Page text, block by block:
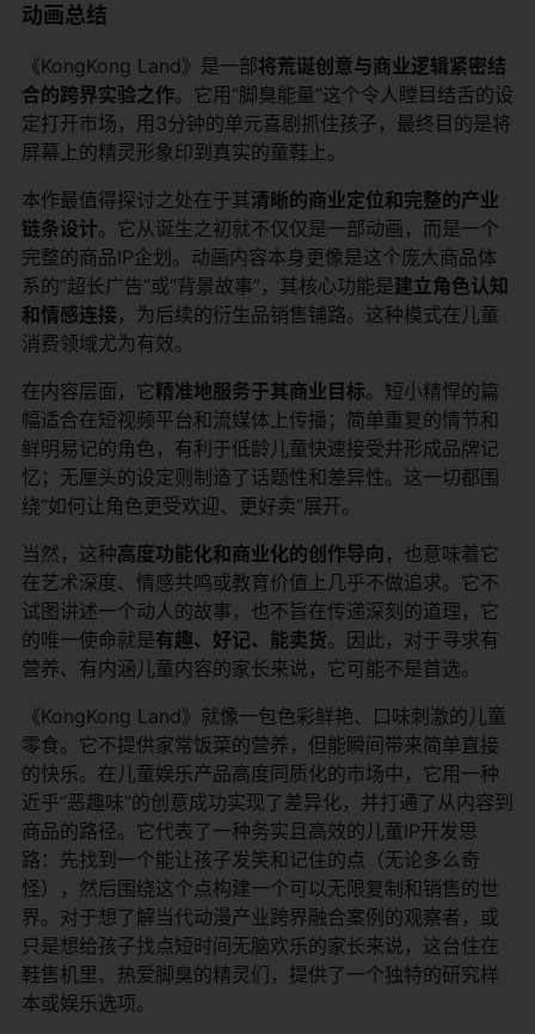
动画总结
《KongKong Land》是一部将荒诞创意与商业逻辑紧密结
合的跨界实验之作。它用“脚臭能量”这个令人瞠目结舌的设
定打开市场，用3分钟的单元喜剧抓住孩子，最终目的是将
屏幕上的精灵形象印到真实的童鞋上。
本作最值得探讨之处在于其清晰的商业定位和完整的产业
链条设计。它从诞生之初就不仅仅是一部动画，而是一个
完整的商品IP企划。动画内容本身更像是这个庞大商品体
系的“超长广告”或“背景故事”，其核心功能是建立角色认知
和情感连接 ，为后续的衍生品销售铺路。这种模式在儿童
消费领域尤为有效。
在内容层面，它精准地服务于其商业目标。短小精悍的篇
幅适合在短视频平台和流媒体上传播；简单重复的情节和
鲜明易记的角色，有利于低龄儿童快速接受并形成品牌记
忆；无厘头的设定则制造了话题性和差异性。这一切都围
绕“如何让角色更受欢迎、更好卖”展开。
当然，这种高度功能化和商业化的创作导向 ，也意味着它
在艺术深度、情感共鸣或教育价值上几乎不做追求。它不
试图讲述一个动人的故事，也不旨在传递深刻的道理，它
的唯一使命就是有趣、好记、能卖货。因此，对于寻求有
营养、有内涵儿童内容的家长来说，它可能不是首选。
《KongKong Land》就像一包色彩鲜艳、口味刺激的儿童
零食。它不提供家常饭菜的营养，但能瞬间带来简单直接
的快乐。在儿童娱乐产品高度同质化的市场中，它用一种
近乎“恶趣味”的创意成功实现了差异化，并打通了从内容到
商品的路径。它代表了一种务实且高效的儿童IP开发思
路：先找到一个能让孩子发笑和记住的点（无论多么奇
怪），然后围绕这个点构建一个可以无限复制和销售的世
界。对于想了解当代动漫产业跨界融合案例的观察者，或
只是想给孩子找点短时间无脑欢乐的家长来说，这台住在
鞋售机里、热爱脚臭的精灵们，提供了一个独特的研究样
本或娱乐选项。